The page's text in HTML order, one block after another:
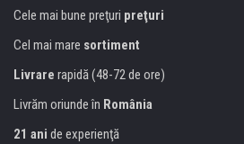
Cele mai bune preţuri preţuri
Cel mai mare sortiment
Livrare rapidă (48-72 de ore)
Livrăm oriunde în România
21 ani de experienţă